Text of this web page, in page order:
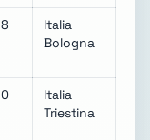
8
Italia
Bologna
0
Italia
Triestina